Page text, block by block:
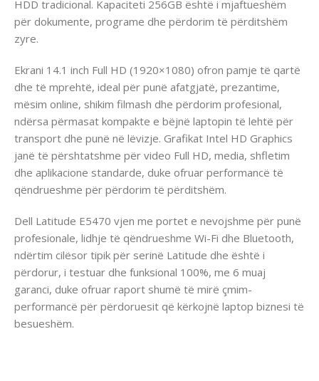
HDD tradicional. Kapaciteti 256GB është i mjaftueshëm
për dokumente, programe dhe përdorim të përditshëm
zyre.
Ekrani 14.1 inch Full HD (1920×1080) ofron pamje të qartë
dhe të mprehtë, ideal për punë afatgjatë, prezantime,
mësim online, shikim filmash dhe përdorim profesional,
ndërsa përmasat kompakte e bëjnë laptopin të lehtë për
transport dhe punë në lëvizje. Grafikat Intel HD Graphics
janë të përshtatshme për video Full HD, media, shfletim
dhe aplikacione standarde, duke ofruar performancë të
qëndrueshme për përdorim të përditshëm.
Dell Latitude E5470 vjen me portet e nevojshme për punë
profesionale, lidhje të qëndrueshme Wi-Fi dhe Bluetooth,
ndërtim cilësor tipik për serinë Latitude dhe është i
përdorur, i testuar dhe funksional 100%, me 6 muaj
garanci, duke ofruar raport shumë të mirë çmim-
performancë për përdoruesit që kërkojnë laptop biznesi të
besueshëm.